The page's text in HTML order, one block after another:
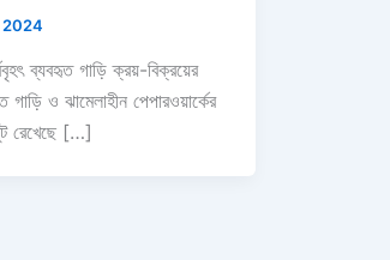
2024
ব্যবহৃত গাড়ি ক্রয়-বিক্রয়ের
ও ঝামেলাহীন পেপারওয়ার্কের
রেখেছে […]